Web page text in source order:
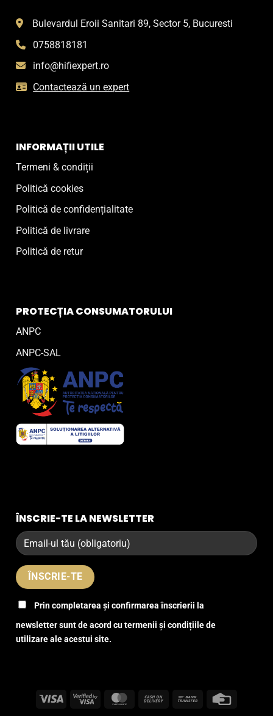
Bulevardul Eroii Sanitari 89, Sector 5, Bucuresti
0758818181
info@hifiexpert.ro
Contactează un expert
INFORMAȚII UTILE
Termeni & condiții
Politică cookies
Politică de confidențialitate
Politică de livrare
Politică de retur
PROTECȚIA CONSUMATORULUI
ANPC
ANPC-SAL
ÎNSCRIE-TE LA NEWSLETTER
Prin completarea și confirmarea înscrierii la
newsletter sunt de acord cu termenii și condițiile de
utilizare ale acestui site.
Visa
Visa
MasterCardCash
Bank